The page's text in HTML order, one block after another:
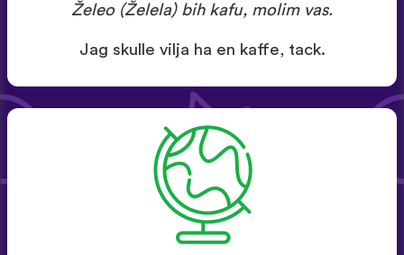
Želeo (Želela) bih kafu, molim vas.
Jag skulle vilja ha en kaffe, tack.